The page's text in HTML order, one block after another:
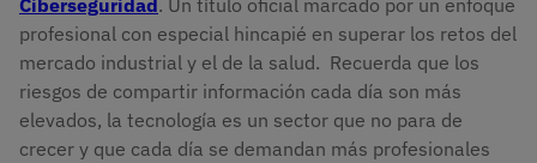
Ciberseguridad. Un título oficial marcado por un enfoque
profesional con especial hincapié en superar los retos del
mercado industrial y el de la salud. Recuerda que los
riesgos de compartir información cada día son más
elevados, la tecnología es un sector que no para de
crecer y que cada día se demandan más profesionales